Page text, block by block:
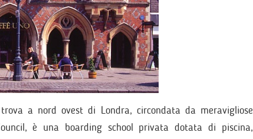
a nord ovest di Londra, circondata da meravigliose
è una boarding school privata dotata di piscina,